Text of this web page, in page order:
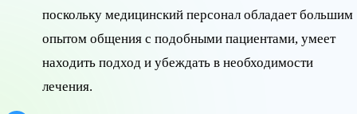
поскольку медицинский персонал обладает большим
опытом общения с подобными пациентами, умеет
находить подход и убеждать в необходимости
лечения.